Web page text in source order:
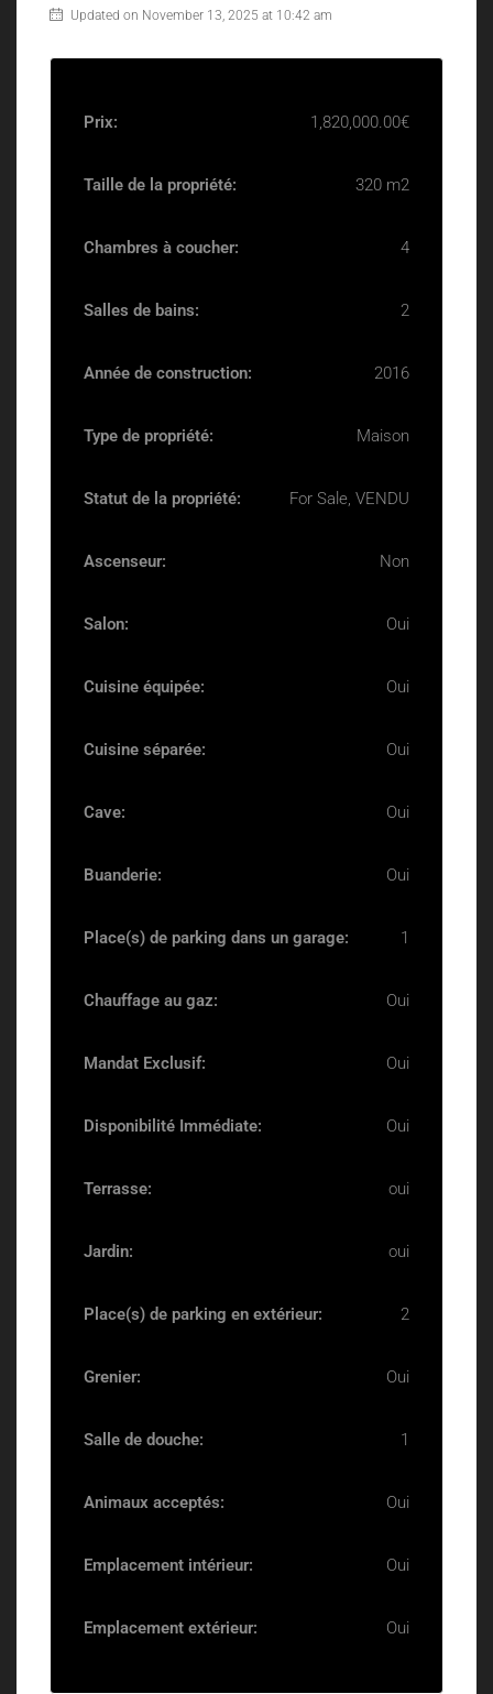
Updated on November 13, 2025 at 10:42 am
Prix: 1,820,000.00€
Taille de la propriété: 320 m2
Chambres à coucher: 4
Salles de bains: 2
Année de construction: 2016
Type de propriété: Maison
Statut de la propriété: For Sale, VENDU
Ascenseur: Non
Salon: Oui
Cuisine équipée: Oui
Cuisine séparée: Oui
Cave: Oui
Buanderie: Oui
Place(s) de parking dans un garage: 1
Chauffage au gaz: Oui
Mandat Exclusif: Oui
Disponibilité Immédiate: Oui
Terrasse: oui
Jardin: oui
Place(s) de parking en extérieur: 2
Grenier: Oui
Salle de douche: 1
Animaux acceptés: Oui
Emplacement intérieur: Oui
Emplacement extérieur: Oui